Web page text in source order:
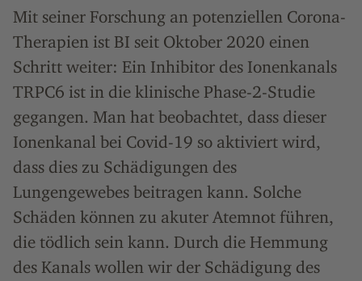
Mit seiner Forschung an potenziellen Corona-
Therapien ist BI seit Oktober 2020 einen
Schritt weiter: Ein Inhibitor des Ionenkanals
TRPC6 ist in die klinische Phase-2-Studie
gegangen. Man hat beobachtet, dass dieser
Ionenkanal bei Covid-19 so aktiviert wird,
dass dies zu Schädigungen des
Lungengewebes beitragen kann. Solche
Schäden können zu akuter Atemnot führen,
die tödlich sein kann. Durch die Hemmung
des Kanals wollen wir der Schädigung des